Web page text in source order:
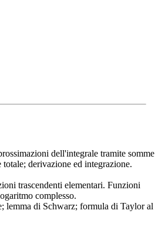
dell'integrale tramite somme
derivazione ed integrazione.
trascendenti elementari. Funzioni
complesso.
lemma di Schwarz; formula di Taylor al